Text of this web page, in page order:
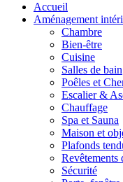
Accueil
Aménagement
Chambre
Bien-être
Cuisine
Salles de bain
Poêles et
Escalier &
Chauffage
Spa et Sauna
Maison et
Plafonds
Revêtements
Sécurité